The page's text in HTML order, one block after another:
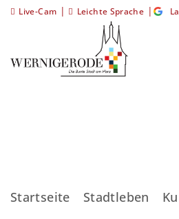
Live-Cam | Leichte Sprache |
Startseite Stadtleben